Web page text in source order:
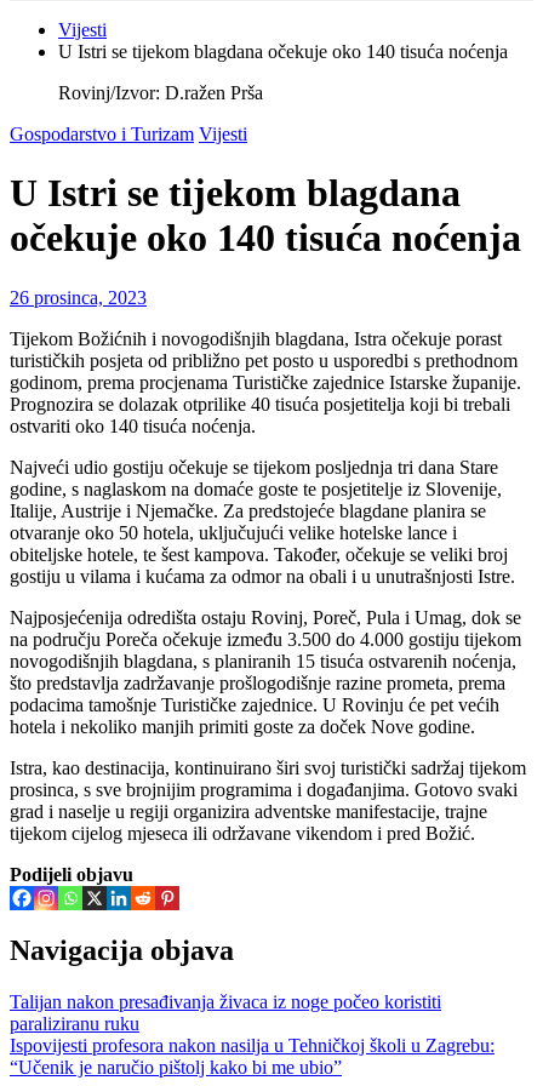
Vijesti
U Istri se tijekom blagdana očekuje oko 140 tisuća noćenja
Rovinj/Izvor: D.ražen Prša
Gospodarstvo i Turizam Vijesti
U Istri se tijekom blagdana
očekuje oko 140 tisuća noćenja
26 prosinca, 2023
Tijekom Božićnih i novogodišnjih blagdana, Istra očekuje porast
turističkih posjeta od približno pet posto u usporedbi s prethodnom
godinom, prema procjenama Turističke zajednice Istarske županije.
Prognozira se dolazak otprilike 40 tisuća posjetitelja koji bi trebali
ostvariti oko 140 tisuća noćenja.
Najveći udio gostiju očekuje se tijekom posljednja tri dana Stare
godine, s naglaskom na domaće goste te posjetitelje iz Slovenije,
Italije, Austrije i Njemačke. Za predstojeće blagdane planira se
otvaranje oko 50 hotela, uključujući velike hotelske lance i
obiteljske hotele, te šest kampova. Također, očekuje se veliki broj
gostiju u vilama i kućama za odmor na obali i u unutrašnjosti Istre.
Najposjećenija odredišta ostaju Rovinj, Poreč, Pula i Umag, dok se
na području Poreča očekuje između 3.500 do 4.000 gostiju tijekom
novogodišnjih blagdana, s planiranih 15 tisuća ostvarenih noćenja,
što predstavlja zadržavanje prošlogodišnje razine prometa, prema
podacima tamošnje Turističke zajednice. U Rovinju će pet većih
hotela i nekoliko manjih primiti goste za doček Nove godine.
Istra, kao destinacija, kontinuirano širi svoj turistički sadržaj tijekom
prosinca, s sve brojnijim programima i događanjima. Gotovo svaki
grad i naselje u regiji organizira adventske manifestacije, trajne
tijekom cijelog mjeseca ili održavane vikendom i pred Božić.
Podijeli objavu
Navigacija objava
Talijan nakon presađivanja živaca iz noge počeo koristiti
paraliziranu ruku
Ispovijesti profesora nakon nasilja u Tehničkoj školi u Zagrebu:
“Učenik je naručio pištolj kako bi me ubio”